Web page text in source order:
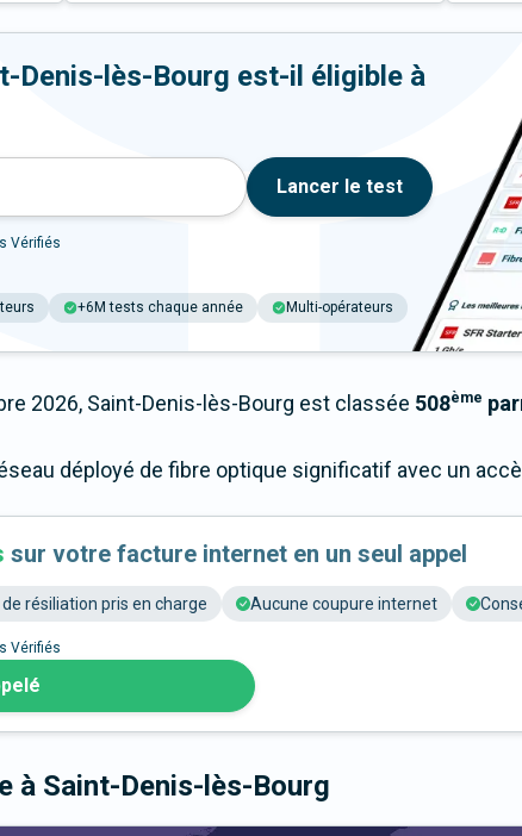
Denis-lès-Bourg est-il éligible à
Lancer le test
Vérifiés
+6M tests chaque année Multi-opérateurs
2026, Saint-Denis-lès-Bourg est classée 508ème
déployé de fibre optique significatif avec un
sur votre facture internet en un seul appel
de résiliation pris en charge Aucune coupure internet
Vérifiés
à Saint-Denis-lès-Bourg